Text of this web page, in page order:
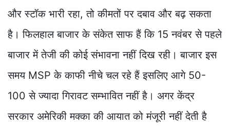
और स्टॉक भारी रहा, तो कीमतों पर दबाव और बढ़ सकता
है। फिलहाल बाजार के संकेत साफ हैं कि 15 नवंबर से पहले
बाजार में तेजी की कोई संभावना नहीं दिख रही। बाजार इस
समय MSP के काफी नीचे चल रहे हैं इसलिए आगे 50-
100 से ज्यादा गिरावट सम्भावित नहीं है। अगर केंद्र
सरकार अमेरिकी मक्का की आयात को मंजूरी नहीं देती है